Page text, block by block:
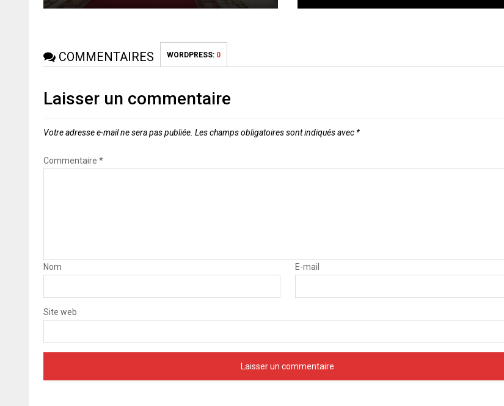
COMMENTAIRES WORDPRESS: 0
Laisser un commentaire
Votre adresse e-mail ne sera pas publiée. Les champs obligatoires sont indiqués avec *
Commentaire*
Nom E-mail
Site web